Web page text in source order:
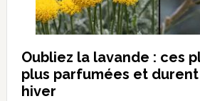
Oubliez la lavande : ces
plus parfumées et
hiver